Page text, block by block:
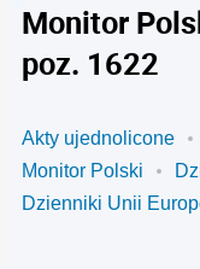
Monitor
poz. 1622
Akty ujednolicone
Monitor Polski
Dzienniki Unii